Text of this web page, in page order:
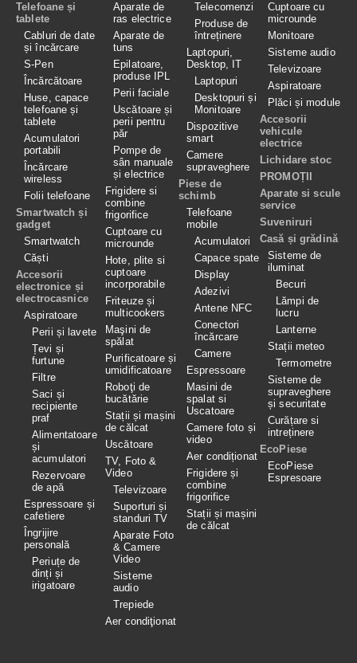
Telefoane și
tablete
Cabluri de date
și încărcare
S-Pen
Încărcătoare
Huse, capace
telefoane și
tablete
Acumulatori
portabili
Încărcare
wireless
Folii telefoane
Smartwatch și
gadget
Smartwatch
Căști
Accesorii
electronice și
electrocasnice
Aspiratoare
Perii și lavete
Țevi și
furtune
Filtre
Saci și
recipiente
praf
Alimentatoare
și
acumulatori
Rezervoare
de apă
Espressoare și
cafetiere
Îngrijire
personală
Periuțe de
dinți și
irigatoare
Aparate de
ras electrice
Aparate de
tuns
Epilatoare,
produse IPL
Perii faciale
Uscătoare și
perii pentru
păr
Pompe de
sân manuale
și electrice
Frigidere si
combine
frigorifice
Cuptoare cu
microunde
Hote, plite si
cuptoare
incorporabile
Friteuze și
multicookers
Maşini de
spălat
Purificatoare și
umidificatoare
Roboţi de
bucătărie
Stații și mașini
de călcat
Uscătoare
TV, Foto &
Video
Televizoare
Suporturi și
standuri TV
Aparate Foto
& Camere
Video
Sisteme
audio
Trepiede
Aer condiţionat
Telecomenzi
Produse de
întreținere
Laptopuri,
Desktop, IT
Laptopuri
Desktopuri și
Monitoare
Dispozitive
smart
Camere
supraveghere
Piese de
schimb
Telefoane
mobile
Acumulatori
Capace spate
Display
Adezivi
Antene NFC
Conectori
încărcare
Camere
Espressoare
Masini de
spalat si
Uscatoare
Camere foto și
video
Aer condiționat
Frigidere și
combine
frigorifice
Stații și mașini
de călcat
Cuptoare cu
microunde
Monitoare
Sisteme audio
Televizoare
Aspiratoare
Plăci și module
Accesorii
vehicule
electrice
Lichidare stoc
PROMOȚII
Aparate si scule
service
Suveniruri
Casă și grădină
Sisteme de
iluminat
Becuri
Lămpi de
lucru
Lanterne
Stații meteo
Termometre
Sisteme de
supraveghere
și securitate
Curățare si
intreținere
EcoPiese
EcoPiese
Espresoare